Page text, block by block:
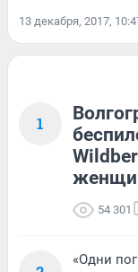
13 декабря, 2017,
1
54 301
«Одни